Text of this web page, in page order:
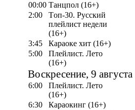
00:00 Танцпол (16+)
2:00
Tоп-30. Русский
плейлист недели
(16+)
3:45
Караоке хит (16+)
5:00
Плейлист. Лето
(16+)
Воскресение, 9 августа
6:00
Плейлист. Лето
(16+)
6:30
Караокинг (16+)